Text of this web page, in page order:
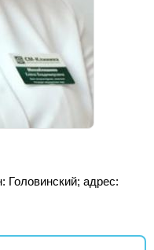
Головинский; адрес: